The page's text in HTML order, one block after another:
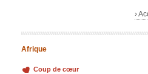
›
Afrique
Coup de cœur